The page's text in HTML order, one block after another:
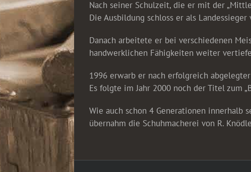
Nach seiner Schulzeit, die er mit der
Die Ausbildung schloss er als
Danach arbeitete er bei verschiedenen
handwerklichen Fähigkeiten weiter
1996 erwarb er nach erfolgreich
Es folgte im Jahr 2000 noch der Titel zum
Wie auch schon 4 Generationen
übernahm die Schuhmacherei von R.